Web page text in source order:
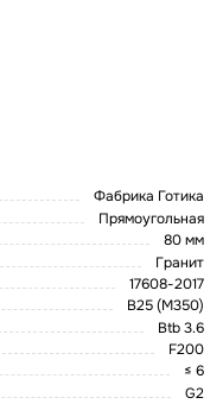
Фабрика Готика
Прямоугольная
80 мм
Гранит
17608-2017
В25 (М350)
Btb 3.6
F200
≤ 6
G2